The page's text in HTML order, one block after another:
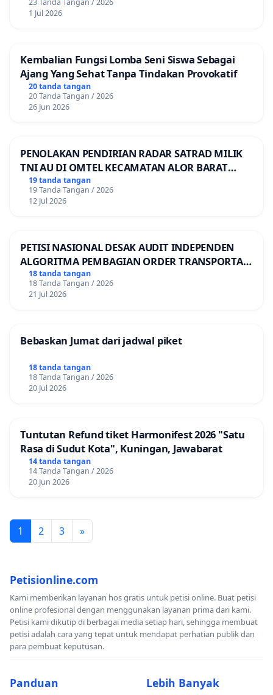
1 Jul 2026
Kembalian Fungsi Lomba Seni Siswa Sebagai
Ajang Yang Sehat Tanpa Tindakan Provokatif
20 tanda tangan
20 Tanda Tangan / 2026
26 Jun 2026
PENOLAKAN PENDIRIAN RADAR SATRAD MILIK
TNI AU DI OMTEL KECAMATAN ALOR BARAT
LAUT, KABUPATEN ALOR
19 tanda tangan
19 Tanda Tangan / 2026
12 Jul 2026
PETISI NASIONAL DESAK AUDIT INDEPENDEN
ALGORITMA PEMBAGIAN ORDER TRANSPORTASI
ONLINE
18 tanda tangan
18 Tanda Tangan / 2026
21 Jul 2026
Bebaskan Jumat dari jadwal piket
18 tanda tangan
18 Tanda Tangan / 2026
20 Jul 2026
Tuntutan Refund tiket Harmonifest 2026 "Satu
Rasa di Sudut Kota", Kuningan, Jawabarat
14 tanda tangan
14 Tanda Tangan / 2026
20 Jun 2026
1 2 3 »
Petisionline.com
Kami memberikan layanan hos gratis untuk petisi online. Buat petisi
online profesional dengan menggunakan layanan prima dari kami.
Petisi kami dikutip di berbagai media setiap hari, sehingga membuat
petisi adalah cara yang tepat untuk mendapat perhatian publik dan
para pembuat keputusan.
Panduan Lebih Banyak